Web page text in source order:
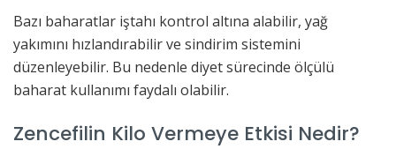
Bazı baharatlar iştahı kontrol altına alabilir, yağ
yakımını hızlandırabilir ve sindirim sistemini
düzenleyebilir. Bu nedenle diyet sürecinde ölçülü
baharat kullanımı faydalı olabilir.
Zencefilin Kilo Vermeye Etkisi Nedir?